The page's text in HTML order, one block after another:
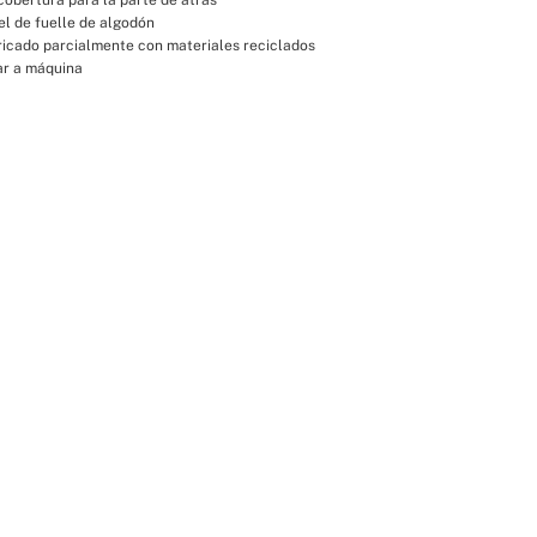
a máquina